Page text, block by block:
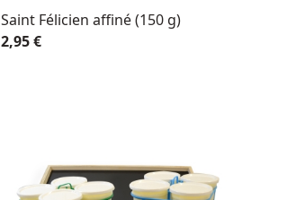
Saint Félicien affiné (150 g)
2,95 €